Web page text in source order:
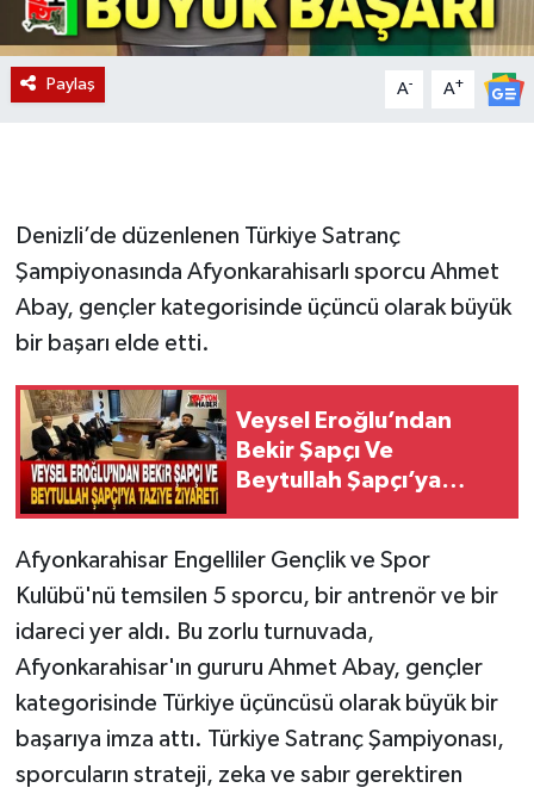
Paylaş A- A+
Denizli’de düzenlenen Türkiye Satranç
Şampiyonasında Afyonkarahisarlı sporcu Ahmet
Abay, gençler kategorisinde üçüncü olarak büyük
bir başarı elde etti.
Veysel Eroğlu’ndan
Bekir Şapçı Ve
Beytullah Şapçı’ya
Afyonkarahisar Engelliler Gençlik ve Spor
Kulübü'nü temsilen 5 sporcu, bir antrenör ve bir
idareci yer aldı. Bu zorlu turnuvada,
Afyonkarahisar'ın gururu Ahmet Abay, gençler
kategorisinde Türkiye üçüncüsü olarak büyük bir
başarıya imza attı. Türkiye Satranç Şampiyonası,
sporcuların strateji, zeka ve sabır gerektiren